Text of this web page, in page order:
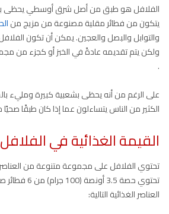
الفلافل هو طبق من أصل شرق أوسطي يحظى
يتكون من فطائر مقلية مصنوعة من مزيج من
والتوابل والبصل والعجين. يمكن أن تكون الفلافل
ولكن يتم تقديمه عادةً في الخبز أو كجزء من
.
على الرغم من أنه يحظى بشعبية كبيرة ومليء
الكثير من الناس يتساءلون عما إذا كان طبقًا صحيًا
القيمة الغذائية في الفلافل
تحتوي الفلافل على مجموعة متنوعة من
تحتوي حصة 3.5
العناصر الغذائية التالية: